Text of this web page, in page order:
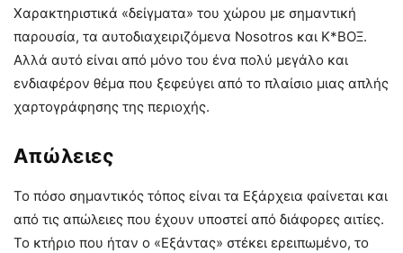
Χαρακτηριστικά «δείγματα» του χώρου με σημαντική
παρουσία, τα αυτοδιαχειριζόμενα Nosotros και Κ*ΒΟΞ.
Αλλά αυτό είναι από μόνο του ένα πολύ μεγάλο και
ενδιαφέρον θέμα που ξεφεύγει από το πλαίσιο μιας απλής
χαρτογράφησης της περιοχής.
Απώλειες
Το πόσο σημαντικός τόπος είναι τα Εξάρχεια φαίνεται και
από τις απώλειες που έχουν υποστεί από διάφορες αιτίες.
Το κτήριο που ήταν ο «Εξάντας» στέκει ερειπωμένο, το